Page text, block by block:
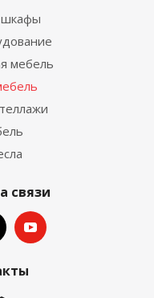
шкафы
мебель
связи